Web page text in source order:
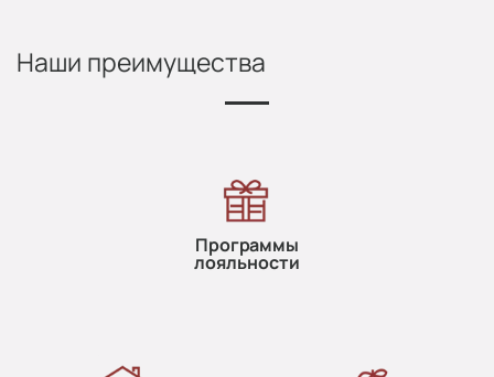
Наши преимущества
Программы
лояльности